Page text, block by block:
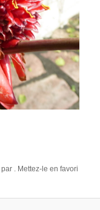
par . Mettez-le en favori